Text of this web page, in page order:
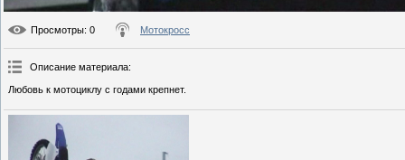
Просмотры: 0 Мотокросс
Описание материала:
Любовь к мотоциклу с годами крепнет.